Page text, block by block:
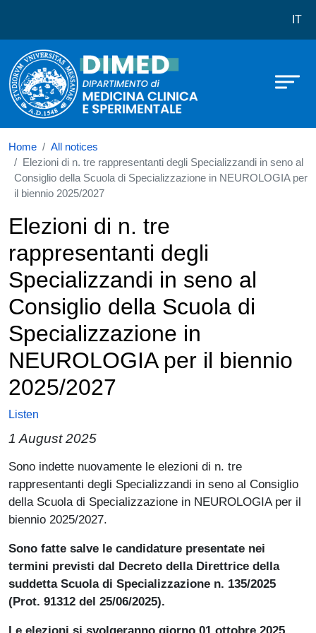
Dipartimento di Medicina Clinica e
IT
Home
All notices
Elezioni di n. tre rappresentanti degli Specializzandi in seno al
Consiglio della Scuola di Specializzazione in NEUROLOGIA per
il biennio 2025/2027
Elezioni di n. tre
rappresentanti degli
Specializzandi in seno al
Consiglio della Scuola di
Specializzazione in
NEUROLOGIA per il biennio
2025/2027
Listen
1 August 2025
Paragrafo
Sono indette nuovamente le elezioni di n. tre
rappresentanti degli Specializzandi in seno al Consiglio
della Scuola di Specializzazione in NEUROLOGIA per il
biennio 2025/2027.
Sono fatte salve le candidature presentate nei
termini previsti dal Decreto della Direttrice della
suddetta Scuola di Specializzazione n. 135/2025
(Prot. 91312 del 25/06/2025).